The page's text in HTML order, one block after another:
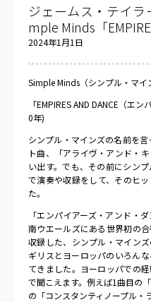
ジェームス・テイラ
mple Minds「
2024年1月1日
Simple Minds（シンプル・マイ
「EMPIRES AND DANCE（エ
0年)
シンプル・マインズの名前を
ト曲、「アライヴ・アンド・
い出す。でも、その前にシン
で演奏や収録をして、そのヒ
た。
「エンパイアーズ・アンド・
南ウエールズにある世界初の
収録した、シンプル・マイン
ギリスとヨーロッパのいろん
てきました。ヨーロッパでの
で聞こえます。例えば1曲目の
の「コンスタンティノープル・